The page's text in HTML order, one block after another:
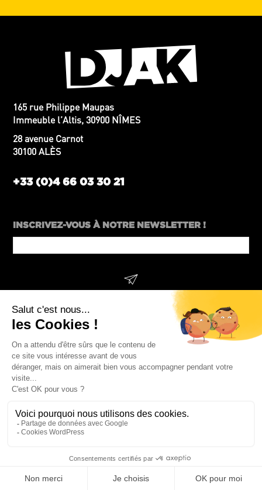
165 rue Philippe Maupas
Immeuble l’Altis, 30900 NÎMES
28 avenue Carnot
30100 ALÈS
+33 (0)4 66 03 30 21
INSCRIVEZ-VOUS À NOTRE NEWSLETTER !
URL *
L’AgenceDJAK est membre de l’UCC
(Union des Conseils en Communication)
©DJAK2025 – Tous droits réservés